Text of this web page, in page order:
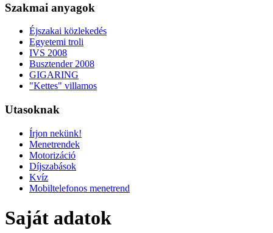
Szakmai anyagok
Éjszakai közlekedés
Egyetemi troli
IVS 2008
Busztender 2008
GIGARING
"Kettes" villamos
Utasoknak
Írjon nekünk!
Menetrendek
Motorizáció
Díjszabások
Kvíz
Mobiltelefonos menetrend
Saját adatok